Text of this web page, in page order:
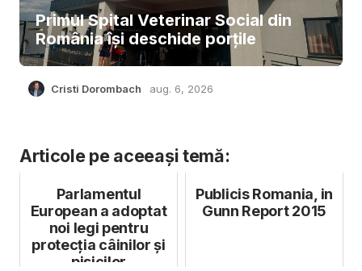
Primul Spital Veterinar Social din
România își deschide porțile
Cristi Dorombach aug. 6, 2026
Articole pe aceeași temă:
Parlamentul
European a adoptat
noi legi pentru
protecția câinilor și
pisicilor
Publicis Romania, in
Gunn Report 2015